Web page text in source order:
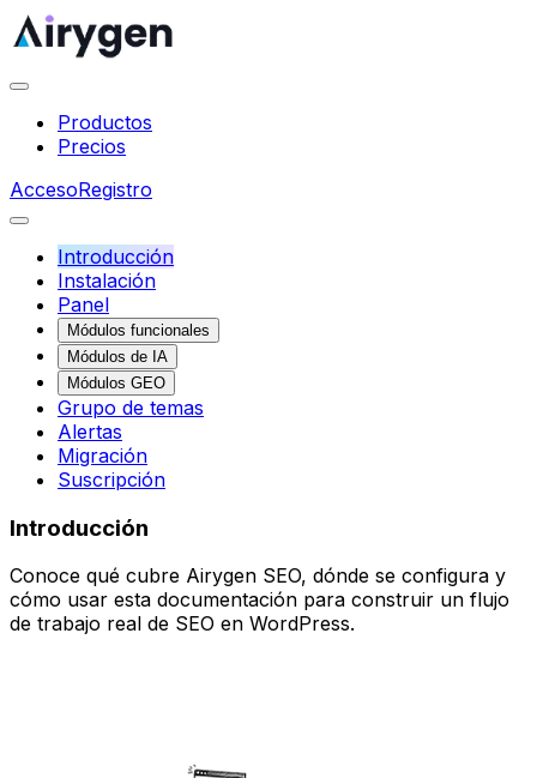
Productos
Precios
AccesoRegistro
Introducción
Instalación
Panel
Módulos funcionales
Módulos de IA
Módulos GEO
Grupo de temas
Alertas
Migración
Suscripción
Introducción
Conoce qué cubre Airygen SEO, dónde se configura y
cómo usar esta documentación para construir un flujo
de trabajo real de SEO en WordPress.